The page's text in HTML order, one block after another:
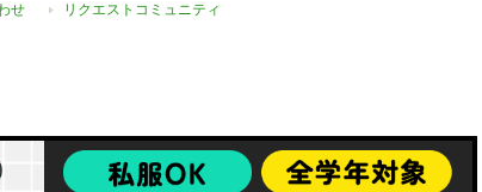
せ リクエストコミュニティ